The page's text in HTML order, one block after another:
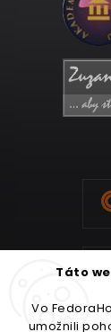
Táto
Vo
umožnili